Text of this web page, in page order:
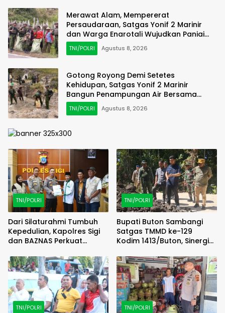
Merawat Alam, Mempererat
Persaudaraan, Satgas Yonif 2 Marinir
dan Warga Enarotali Wujudkan Paniai
Bersih, Indonesia Asri
TNI/POLRI Agustus 8, 2026
Gotong Royong Demi Setetes
Kehidupan, Satgas Yonif 2 Marinir
Bangun Penampungan Air Bersama
Masyarakat Pasir Putih
TNI/POLRI Agustus 8, 2026
TNI/POLRI
Dari Silaturahmi Tumbuh
Kepedulian, Kapolres Sigi
dan BAZNAS Perkuat
TNI/POLRI
Bupati Buton Sambangi
Satgas TMMD ke-129
Kodim 1413/Buton, Sinergi
Menguat
TNI/POLRI TNI/POLRI